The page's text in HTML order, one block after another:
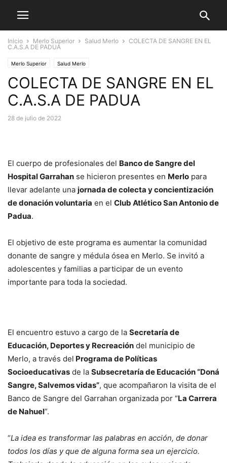
Inicio Merlo Superior Salud Merlo
COLECTA DE SANGRE EN EL
C.A.S.A DE PADUA
Merlo Superior Salud Merlo
COLECTA DE SANGRE EN EL
C.A.S.A DE PADUA
28 de julio de 2022
El cuerpo de profesionales del Banco de Sangre del
Hospital Garrahan se hicieron presentes en Merlo para
llevar adelante una jornada de colecta y concientización
de donación voluntaria en el Club Atlético San Antonio de
Padua.
El objetivo de este programa es aumentar la comunidad
donante de sangre y médula ósea en Merlo. Se invitó a
adolescentes y familias a participar de un evento
importante para toda la sociedad.
El encuentro estuvo a cargo de la Secretaría de
Educación, Deportes y Recreación del municipio de
Merlo, a través del Programa de Políticas
Socioeducativas de la Subsecretaría de Educación “Doná
Sangre, Salvemos vidas”, que acompañaron la visita de el
Banco de Sangre del Garrahan organizada por “La Carrera
de Nahuel”.
“La idea es transformar las palabras en acción, de donar
todos los días y que de alguna forma sea un ejercicio.